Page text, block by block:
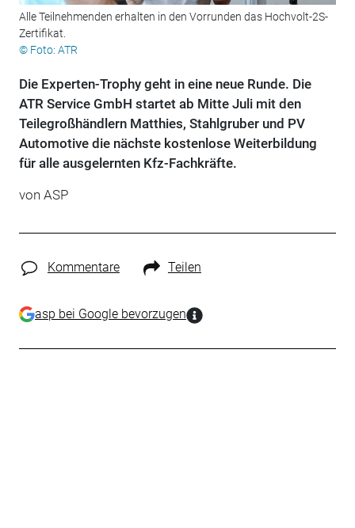
Alle Teilnehmenden erhalten in den Vorrunden das Hochvolt-2S-
Zertifikat.
© Foto: ATR
Die Experten-Trophy geht in eine neue Runde. Die
ATR Service GmbH startet ab Mitte Juli mit den
Teilegroßhändlern Matthies, Stahlgruber und PV
Automotive die nächste kostenlose Weiterbildung
für alle ausgelernten Kfz-Fachkräfte.
von ASP
Kommentare Teilen
asp bei Google bevorzugen